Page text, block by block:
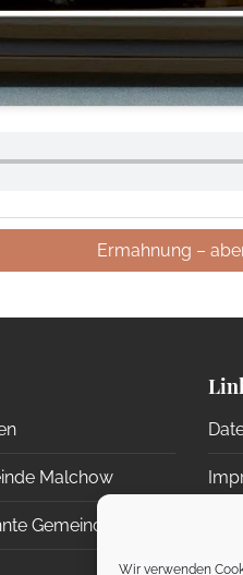
Wir verwenden
Ermahnung –
Malchow
Gemeinden)